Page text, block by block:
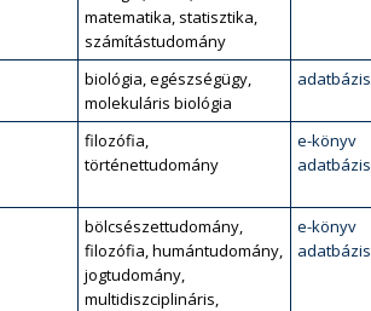
matematika, statisztika,
számítástudomány
biológia, egészségügy,
molekuláris biológia
adatbázis
filozófia,
történettudomány
e-könyv
adatbázis
bölcsészettudomány,
filozófia, humántudomány,
jogtudomány,
multidiszciplináris,
e-könyv
adatbázis